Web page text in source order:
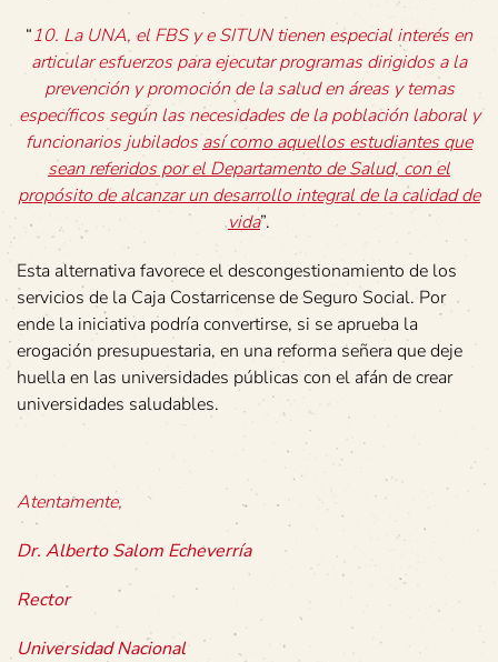
“10. La UNA, el FBS y e SITUN tienen especial interés en
articular esfuerzos para ejecutar programas dirigidos a la
prevención y promoción de la salud en áreas y temas
específicos según las necesidades de la población laboral y
funcionarios jubiladosasí como aquellos estudiantes que
sean referidos por el Departamento de Salud, con el
propósito de alcanzar un desarrollo integral de la calidad de
vida”.
Esta alternativa favorece el descongestionamiento de los
servicios de la Caja Costarricense de Seguro Social. Por
ende la iniciativa podría convertirse, si se aprueba la
erogación presupuestaria, en una reforma señera que deje
huella en las universidades públicas con el afán de crear
universidades saludables.
Atentamente,
Dr. Alberto Salom Echeverría
Rector
Universidad Nacional